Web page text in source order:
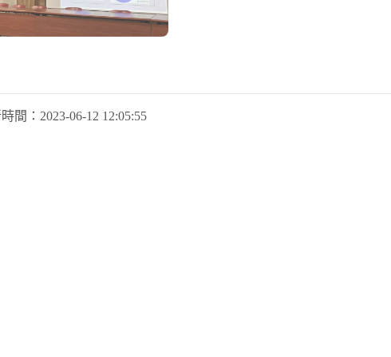
間： 2023-06-12 12:05:55